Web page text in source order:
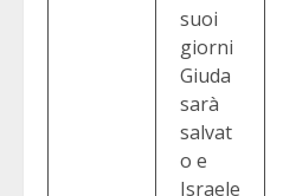
suoi
giorni
Giuda
sarà
salvat
o e
Israele